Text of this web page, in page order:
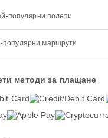
популярни полети
популярни маршрути
методи за плащане